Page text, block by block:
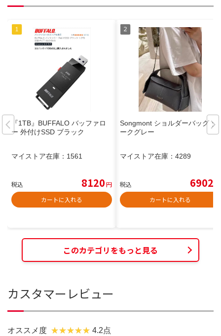
『1TB』BUFFALO バッファロ
ー 外付けSSD ブラック
マイストア在庫： 1561
税込 8120円
カートに入れる
Songmont ショルダーバッグ ダ
ークグレー
マイストア在庫： 4289
税込 6902
カートに入れる
このカテゴリをもっと見る
カスタマーレビュー
オススメ度 4.2点